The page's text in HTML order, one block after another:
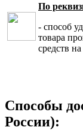
По
- способ
товара
средств
Способы
России):